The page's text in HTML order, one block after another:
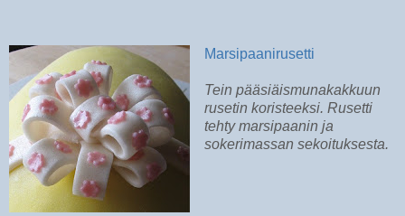
Marsipaanirusetti
Tein pääsiäismunakakkuun
rusetin koristeeksi. Rusetti
tehty marsipaanin ja
sokerimassan sekoituksesta.